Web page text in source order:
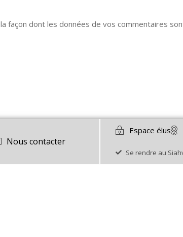
façon dont les données de vos commentaires
Nous contacter
Espace élus
Se rendre au